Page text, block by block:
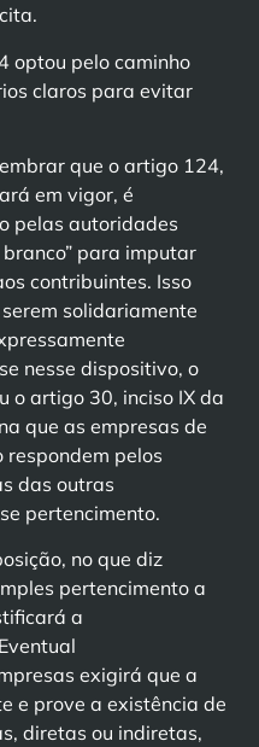
optou pelo caminho
claros para evitar
que o artigo 124,
em vigor, é
pelas autoridades
branco” para imputar
contribuintes. Isso
solidariamente
nesse dispositivo, o
o artigo 30, inciso IX da
que as empresas de
respondem pelos
das outras
pertencimento.
no que diz
pertencimento a
a
exigirá que a
e prove a existência de
diretas ou indiretas,